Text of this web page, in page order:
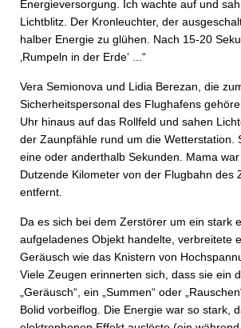
Energieversorgung. Ich wachte auf und
Lichtblitz. Der Kronleuchter, der
halber Energie zu glühen. Nach 15-20
‚Rumpeln in der Erde‘ ...“
Vera Semionova und Lidia Berezan, die
Sicherheitspersonal des Flughafens
Uhr hinaus auf das Rollfeld und sahen
der Zaunpfähle rund um die Wetterstation.
eine oder anderthalb Sekunden. Mama
Dutzende Kilometer von der Flugbahn des
entfernt.
Da es sich bei dem Zerstörer um ein stark
aufgeladenes Objekt handelte, verbreitete
Geräusch wie das Knistern von
Viele Zeugen erinnerten sich, dass sie ein
„Geräusch“, ein „Summen“ oder
Bolid vorbeiflog. Die Energie war so stark,